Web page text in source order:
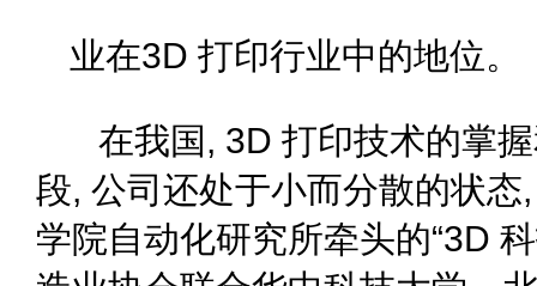
业在3D 打印行业中的地位。
在我国, 3D 打印技术的掌
段, 公司还处于小而分散的状
学院自动化研究所牵头的“3D